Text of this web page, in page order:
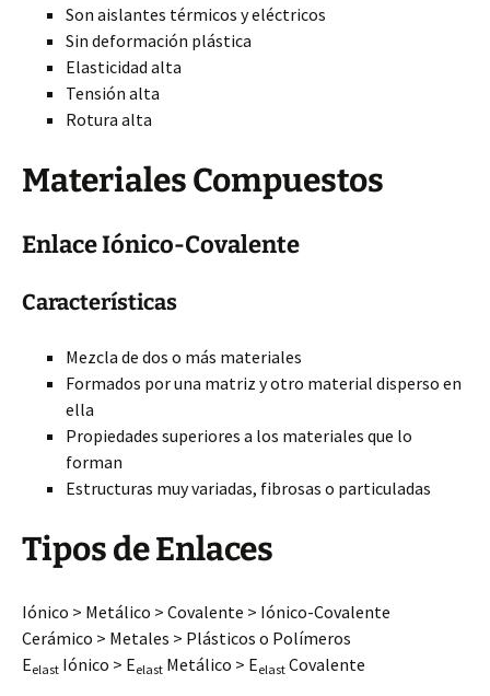
Son aislantes térmicos y eléctricos
Sin deformación plástica
Elasticidad alta
Tensión alta
Rotura alta
Materiales Compuestos
Enlace Iónico-Covalente
Características
Mezcla de dos o más materiales
Formados por una matriz y otro material disperso en
ella
Propiedades superiores a los materiales que lo
forman
Estructuras muy variadas, fibrosas o particuladas
Tipos de Enlaces
Iónico > Metálico > Covalente > Iónico-Covalente
Cerámico > Metales > Plásticos o Polímeros
Eelast Iónico > Eelast Metálico > Eelast Covalente